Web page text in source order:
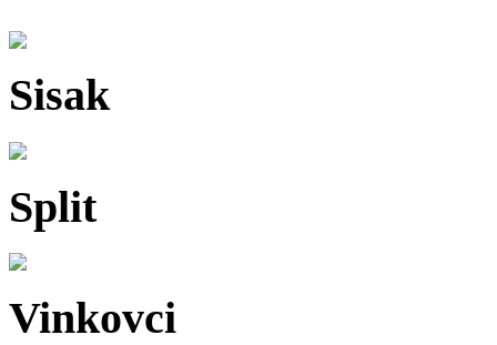
Sisak
Split
Vinkovci